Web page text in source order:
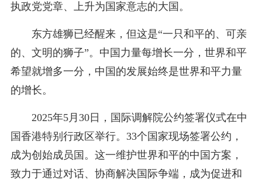
执政党党章、上升为国家意志的大国。
东方雄狮已经醒来，但这是“一只和平的、可亲
的、文明的狮子”。中国力量每增长一分，世界和平
希望就增多一分，中国的发展始终是世界和平力量
的增长。
2025年5月30日，国际调解院公约签署仪式在中
国香港特别行政区举行。33个国家现场签署公约，
成为创始成员国。这一维护世界和平的中国方案，
致力于通过对话、协商解决国际争端，成为促进和